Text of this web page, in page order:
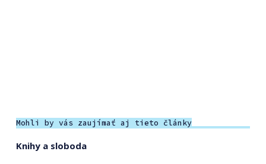
Mohli by vás zaujímať aj tieto články
Knihy a sloboda